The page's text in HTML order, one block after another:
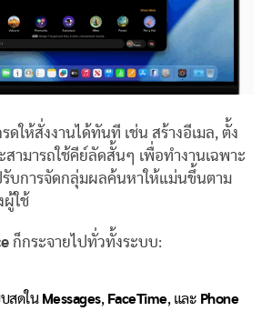
ดให้สั่งงานได้ทันที เช่น สร้างอีเมล, ตั้ง
ามารถใช้คีย์ลัดสั้นๆ เพื่อทำงานเฉพาะ
รับการจัดกลุ่มผลค้นหาให้แม่นขึ้นตาม
ผู้ใช้
ก็กระจายไปทั่วทั้งระบบ:
สดใน Messages, FaceTime, และ Phone